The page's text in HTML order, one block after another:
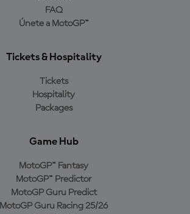
FAQ
Únete a MotoGP™
Tickets & Hospitality
Tickets
Hospitality
Packages
Game Hub
MotoGP™ Fantasy
MotoGP™ Predictor
MotoGP Guru Predict
MotoGP Guru Racing 25/26